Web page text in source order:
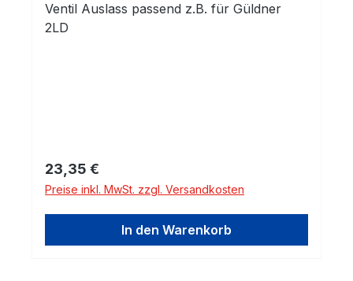
Ventil Auslass passend z.B. für Güldner
2LD
Regulärer Preis:
23,35 €
Preise inkl. MwSt. zzgl. Versandkosten
In den Warenkorb